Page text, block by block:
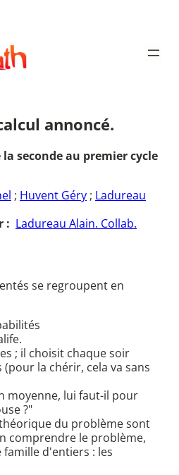
annoncé.
seconde au premier cycle
; Huvent Géry ; Ladureau
: Ladureau Alain. Collab.
se regroupent en
; il choisit chaque soir
(pour la chérir, cela va sans
moyenne, lui faut-il pour
?"
du problème sont
comprendre le problème,
d'entiers : les